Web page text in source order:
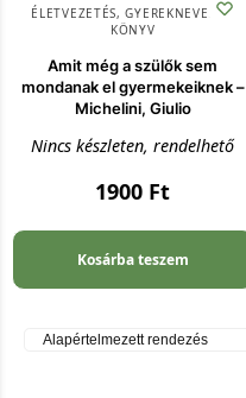
ÉLETVEZETÉS,GYEREKNEVELÉS,
KÖNYV
Amit még a szülők sem
mondanak el gyermekeiknek –
Michelini, Giulio
Nincs készleten, rendelhető
1900 Ft
Kosárba teszem